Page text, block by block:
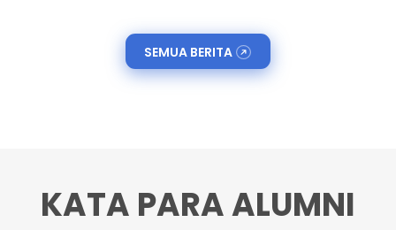
SEMUA BERITA
KATA PARA ALUMNI